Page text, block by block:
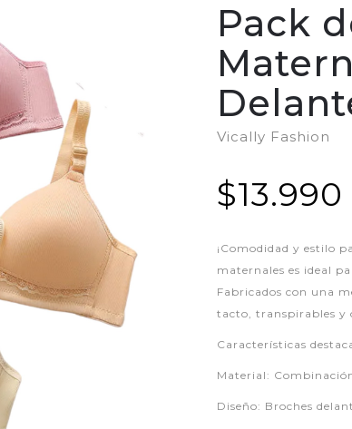
Pack
Vically Fashion
$13.990
¡Comodidad y estilo
maternales es ideal
Fabricados con una
tacto, transpirables y
Características
Material:
Diseño: Broches